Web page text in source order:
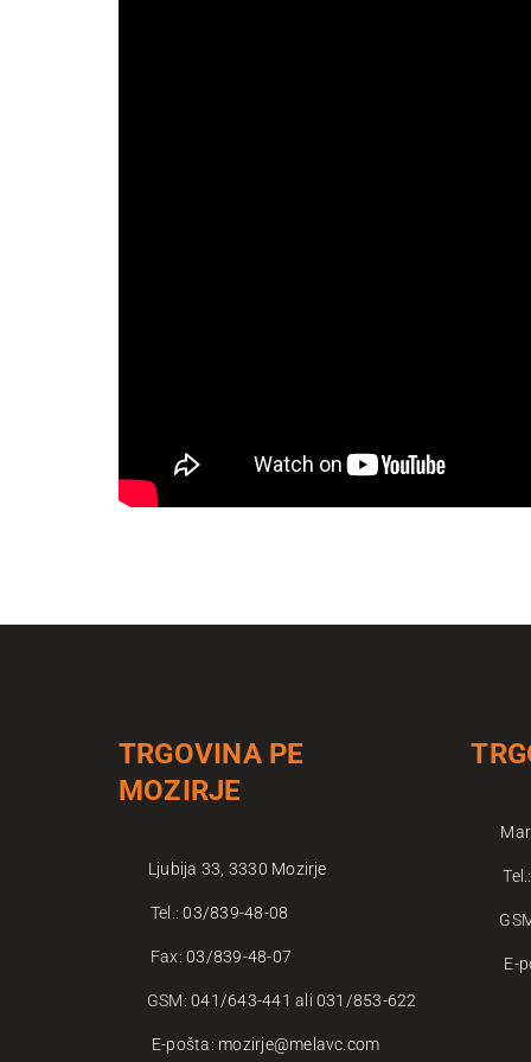
TRGOVINA PE
MOZIRJE
Ljubija 33, 3330 Mozirje
Tel.:03/839-48-08
Fax:03/839-48-07
GSM:041/643-441 ali 031/853-622
E-pošta: mozirje@melavc.com
E-